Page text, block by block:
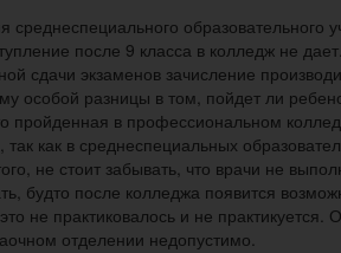
среднеспециального образовательного
после 9 класса в колледж не
сдачи экзаменов зачисление
особой разницы в том, пойдет ли
пройденная в профессиональном
как в среднеспециальных
не стоит забывать, что врачи не
будто после колледжа появится
не практиковалось и не
отделении недопустимо.